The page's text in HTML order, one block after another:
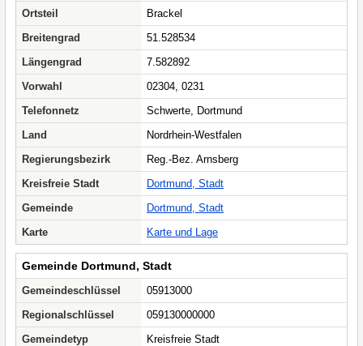
Ortsteil
Brackel
Breitengrad
51.528534
Längengrad
7.582892
Vorwahl
02304, 0231
Telefonnetz
Schwerte, Dortmund
Land
Nordrhein-Westfalen
Regierungsbezirk
Reg.-Bez. Arnsberg
Kreisfreie Stadt
Dortmund, Stadt
Gemeinde
Dortmund, Stadt
Karte
Karte und Lage
Gemeinde Dortmund, Stadt
Gemeindeschlüssel
05913000
Regionalschlüssel
059130000000
Gemeindetyp
Kreisfreie Stadt